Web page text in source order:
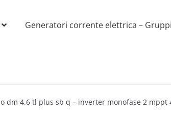
Generatori corrente elettrica –
My account Produttori Sample Page Shop
dm 4.6 tl plus sb q – inverter monofase 2 mppt